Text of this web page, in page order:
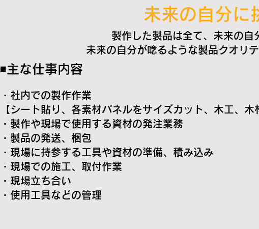
未来の自分に
製作した製品は全て、未来の自
未来の自分が唸るような製品クオリ
◾️主な仕事内容
・社内での製作作業
【シート貼り、各素材パネルをサイズカット、木工、木
・製作や現場で使用する資材の発注業務
・製品の発送、梱包
​・現場に持参する工具や資材の準備、積み込み
・現場での施工、取付作業
・現場立ち合い
・使用工具などの管理